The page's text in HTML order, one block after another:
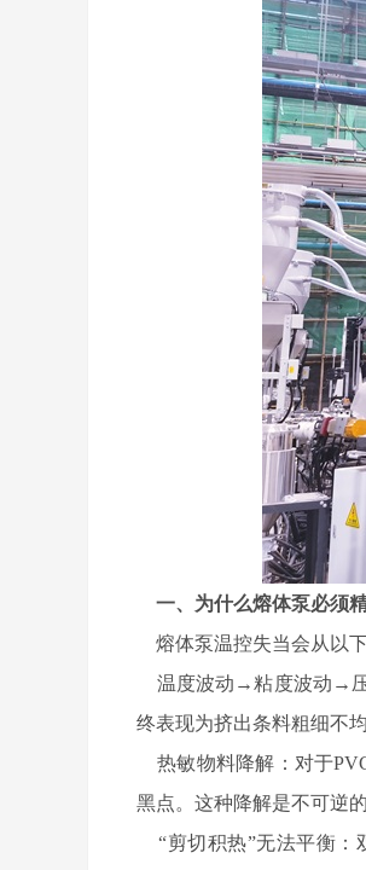
一、为什么熔体泵必须
熔体泵温控失当会从以
温度波动→粘度波动→压
终表现为挤出条料粗细不
热敏物料降解：对于
黑点。这种降解是不可逆
“剪切积热”无法平衡：